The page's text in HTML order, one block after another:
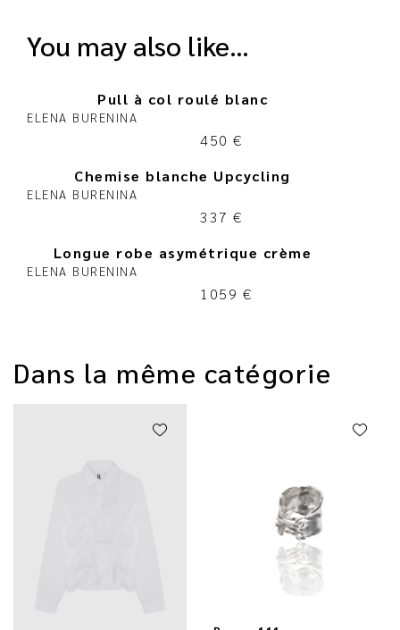
you may also like…
Pull à col roulé blanc
ELENA BURENINA
450 €
Chemise blanche Upcycling
ELENA BURENINA
337 €
Longue robe asymétrique crème
ELENA BURENINA
1059 €
Dans la même catégorie